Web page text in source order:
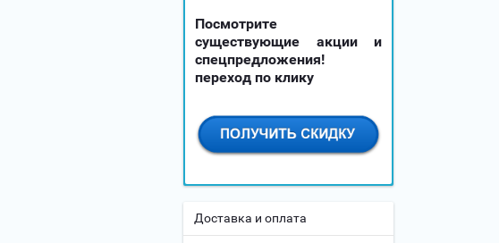
Посмотрите
существующие акции и
спецпредложения!
переход по клику
Доставка и оплата